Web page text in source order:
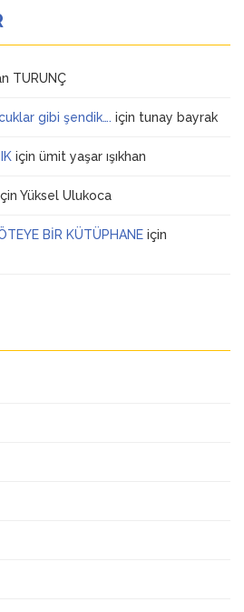
TURUNÇ
gibi şendik…. için tunay bayrak
için ümit yaşar ışıkhan
Yüksel Ulukoca
BİR KÜTÜPHANE için